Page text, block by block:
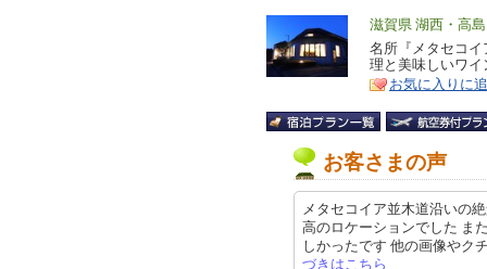
エ
リ
ア
滋賀県 湖西・高
特
徴
名所『メタセコ
理と美味しいワ
お気に入りに
お客さまの声
メタセコイア並木道沿いの
高のロケーションでした ま
しかったです 他の画像や
づきはこちら